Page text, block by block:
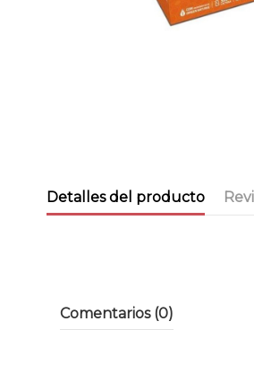
Detalles del producto
Comentarios (0)